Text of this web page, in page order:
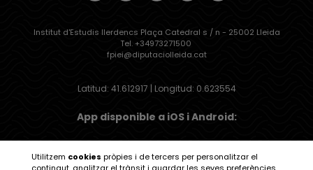
Institut d'Estudis Ilerdencs Plaça Catedral s / n - 25002 Lleida
Tel. +34973271500
fpiei@diputaciolleida.cat
Latitud: 41.612917 | Longitud: 0.623554
App disponible a iOS i Android:
Utilitzem cookies pròpies i de tercers per personalitzar el